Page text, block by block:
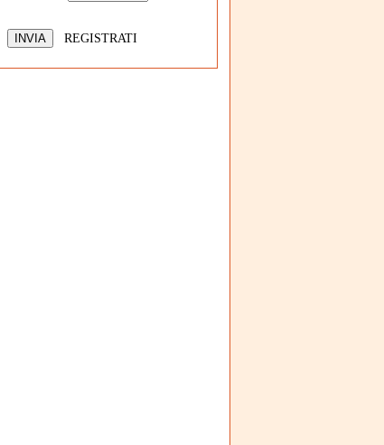
REGISTRATI